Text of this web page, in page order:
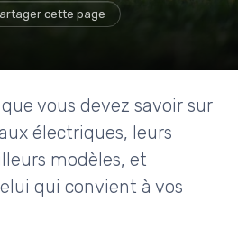
cette page
vous devez savoir sur
électriques, leurs
modèles, et
qui convient à vos